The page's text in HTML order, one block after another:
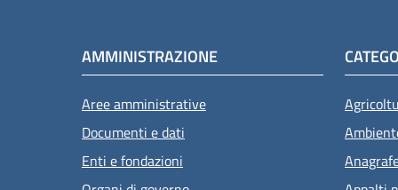
AMMINISTRAZIONE
Aree amministrative
Documenti e dati
Enti e fondazioni